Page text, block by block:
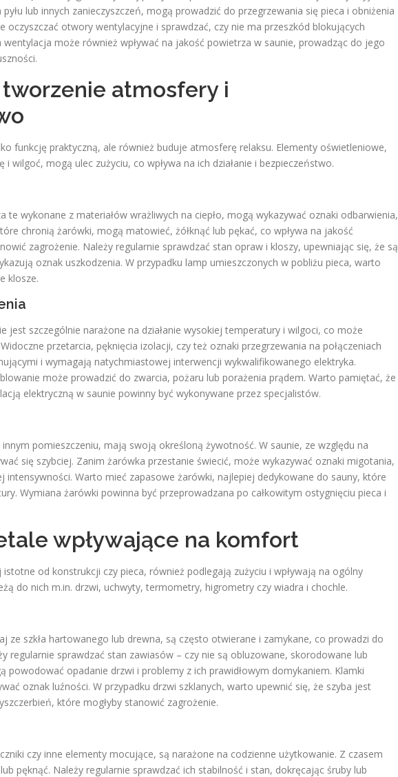
lub innych zanieczyszczeń, mogą prowadzić do przegrzewania się pieca i obniżenia
oczyszczać otwory wentylacyjne i sprawdzać, czy nie ma przeszkód blokujących
wentylacja może również wpływać na jakość powietrza w saunie, prowadząc do jego
atmosfery i
funkcję praktyczną, ale również buduje atmosferę relaksu. Elementy oświetleniowe,
wilgoć, mogą ulec zużyciu, co wpływa na ich działanie i bezpieczeństwo.
te wykonane z materiałów wrażliwych na ciepło, mogą wykazywać oznaki odbarwienia,
chronią żarówki, mogą matowieć, żółknąć lub pękać, co wpływa na jakość
zagrożenie. Należy regularnie sprawdzać stan opraw i kloszy, upewniając się, że są
oznak uszkodzenia. W przypadku lamp umieszczonych w pobliżu pieca, warto
klosze.
jest szczególnie narażone na działanie wysokiej temperatury i wilgoci, co może
przetarcia, pęknięcia izolacji, czy też oznaki przegrzewania na połączeniach
i wymagają natychmiastowej interwencji wykwalifikowanego elektryka.
może prowadzić do zwarcia, pożaru lub porażenia prądem. Warto pamiętać, że
elektryczną w saunie powinny być wykonywane przez specjalistów.
pomieszczeniu, mają swoją określoną żywotność. W saunie, ze względu na
się szybciej. Zanim żarówka przestanie świecić, może wykazywać oznaki migotania,
intensywności. Warto mieć zapasowe żarówki, najlepiej dedykowane do sauny, które
Wymiana żarówki powinna być przeprowadzana po całkowitym ostygnięciu pieca i
wpływające na komfort
od konstrukcji czy pieca, również podlegają zużyciu i wpływają na ogólny
do nich m.in. drzwi, uchwyty, termometry, higrometry czy wiadra i chochle.
ze szkła hartowanego lub drewna, są często otwierane i zamykane, co prowadzi do
regularnie sprawdzać stan zawiasów – czy nie są obluzowane, skorodowane lub
powodować opadanie drzwi i problemy z ich prawidłowym domykaniem. Klamki
oznak luźności. W przypadku drzwi szklanych, warto upewnić się, że szyba jest
które mogłyby stanowić zagrożenie.
czy inne elementy mocujące, są narażone na codzienne użytkowanie. Z czasem
pęknąć. Należy regularnie sprawdzać ich stabilność i stan, dokręcając śruby lub